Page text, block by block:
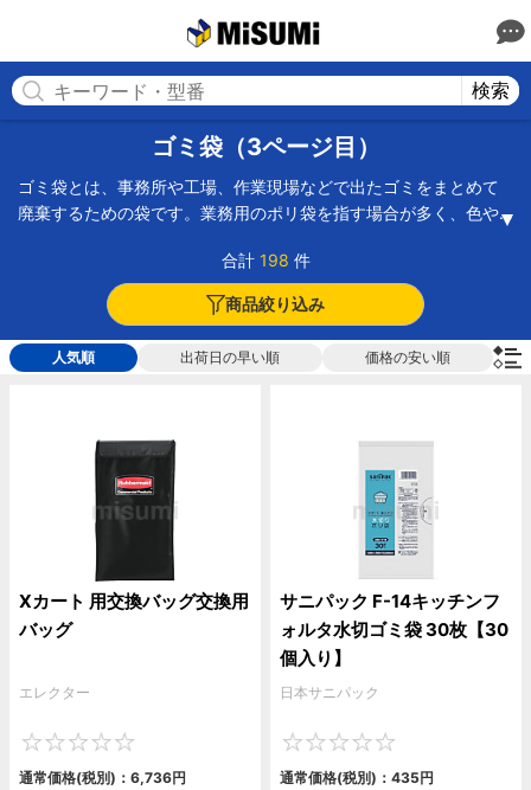
検索
ゴミ袋（3ページ目）
ゴミ袋とは、事務所や工場、作業現場などで出たゴミをまとめて
廃棄するための袋です。業務用のポリ袋を指す場合が多く、色や
適したサイズから大量のゴミが発生する工場に適したサイズまで
幅広い容量の製品があるため、用途に応じて選択します。また、
薄口の袋は軽量で角のないゴミ用、厚口の袋は重量のあるゴミや
角のあるゴミ用と使い分けを行って袋の破損を防ぐことも可能で
す。色は透明、半透明が一般的ですが、アスベスト廃棄物は注意
たたみもできるコンパクト設計で、現場から出る廃材や重量物な
どの入れ物に適しています。
合計 198 件
商品絞り込み
人気順 出荷日の早い順 価格の安い順
Xカート 用交換バッグ交換用
バッグ
エレクター
通常価格(税別)： 6,736円
サニパック F-14キッチンフ
ォルタ水切ゴミ袋 30枚【30
個入り】
日本サニパック
通常価格(税別)： 435円